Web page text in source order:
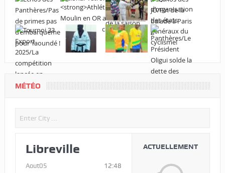
MÉTÉO
Libreville
Aout05 12:48
ACTUELLEMENT